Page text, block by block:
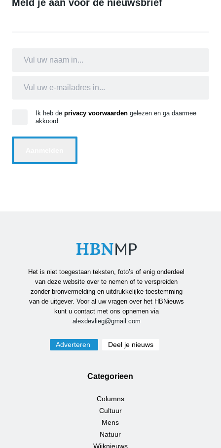
Meld je aan voor de nieuwsbrief
Ik heb de privacy voorwaarden gelezen en ga daarmee
akkoord.
Het is niet toegestaan teksten, foto’s of enig onderdeel
van deze website over te nemen of te verspreiden
zonder bronvermelding en uitdrukkelijke toestemming
van de uitgever. Voor al uw vragen over het HBNieuws
kunt u contact met ons opnemen via
alexdevlieg@gmail.com
Adverteren Deel je nieuws
Categorieen
Columns
Cultuur
Mens
Natuur
Wijknieuws